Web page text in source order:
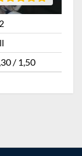
/ 1,50